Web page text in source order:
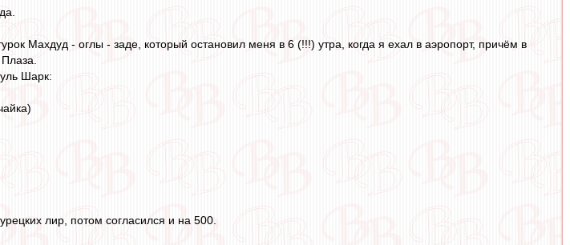
Махдуд - оглы - заде, который остановил меня в 6 (!!!) утра, когда я ехал в аэропорт, причём в
Шарк:
лир, потом согласился и на 500.